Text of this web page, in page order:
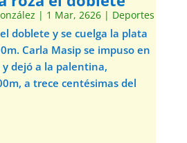
| 1 Mar, 2626| Deportes
doblete y se cuelga la plata
Carla Masip se impuso en
dejó a la palentina,
a trece centésimas del